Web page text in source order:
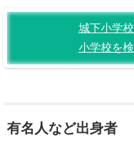
城下小学
小学校を
有名人など出身者